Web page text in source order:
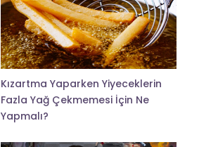
Kızartma Yaparken Yiyeceklerin
Fazla Yağ Çekmemesi İçin Ne
Yapmalı?